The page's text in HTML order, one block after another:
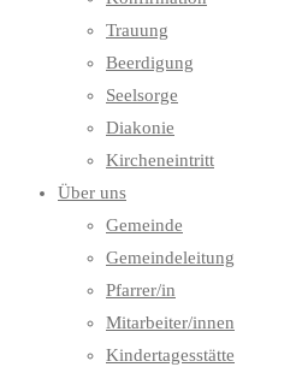
Trauung
Beerdigung
Seelsorge
Diakonie
Kircheneintritt
Über uns
Gemeinde
Gemeindeleitung
Pfarrer/in
Mitarbeiter/innen
Kindertagesstätte